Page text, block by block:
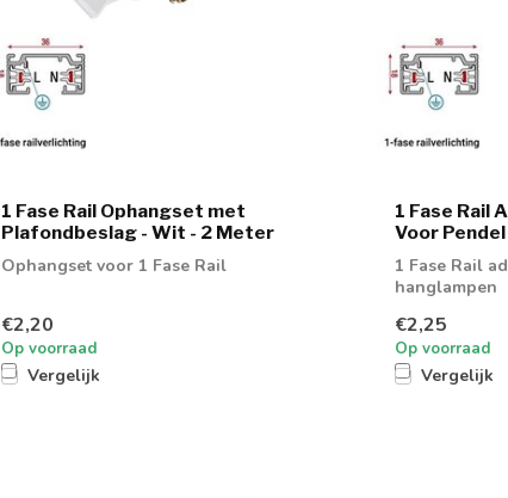
1 Fase Rail Ophangset met
Plafondbeslag - Wit - 2 Meter
Ophangset voor 1 Fase Rail
€2,20
Op voorraad
Vergelijk
1 Fase Rail
Voor
1 Fase Rail
hanglampen
€2,25
Op voorraad
Vergelijk